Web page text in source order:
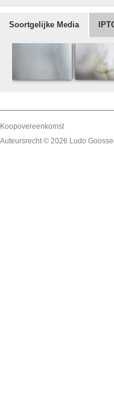
Soortgelijke Media
Koopovereenkomst
Auteursrecht © 2026 Ludo